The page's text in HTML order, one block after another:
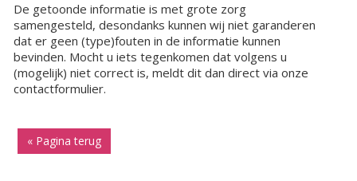
De getoonde informatie is met grote zorg
samengesteld, desondanks kunnen wij niet garanderen
dat er geen (type)fouten in de informatie kunnen
bevinden. Mocht u iets tegenkomen dat volgens u
(mogelijk) niet correct is, meldt dit dan direct via onze
contactformulier.
« Pagina terug